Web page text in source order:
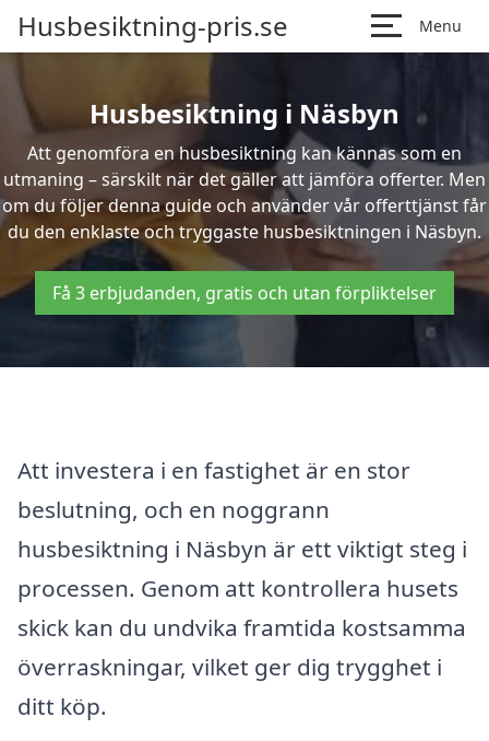
Husbesiktning-pris.se Menu
Husbesiktning i Näsbyn
Att genomföra en husbesiktning kan kännas som en
utmaning – särskilt när det gäller att jämföra offerter. Men
om du följer denna guide och använder vår offerttjänst får
du den enklaste och tryggaste husbesiktningen i Näsbyn.
Få 3 erbjudanden, gratis och utan förpliktelser
Att investera i en fastighet är en stor
beslutning, och en noggrann
husbesiktning i Näsbyn är ett viktigt steg i
processen. Genom att kontrollera husets
skick kan du undvika framtida kostsamma
överraskningar, vilket ger dig trygghet i
ditt köp.